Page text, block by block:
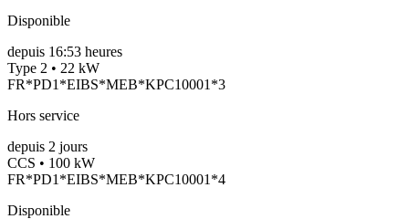
Disponible
depuis 16:53 heures
Type 2 • 22 kW
FR*PD1*EIBS*MEB*KPC10001*3
Hors service
depuis 2 jours
CCS • 100 kW
FR*PD1*EIBS*MEB*KPC10001*4
Disponible